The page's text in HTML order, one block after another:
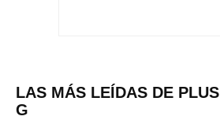
LAS MÁS LEÍDAS DE PLUS
G